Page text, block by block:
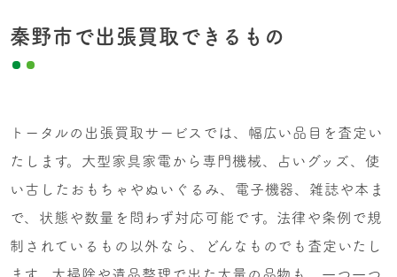
秦野市で出張買取できるもの
トータルの出張買取サービスでは、幅広い品目を査定い
たします。大型家具家電から専門機械、占いグッズ、使
い古したおもちゃやぬいぐるみ、電子機器、雑誌や本ま
で、状態や数量を問わず対応可能です。法律や条例で規
制されているもの以外なら、どんなものでも査定いたし